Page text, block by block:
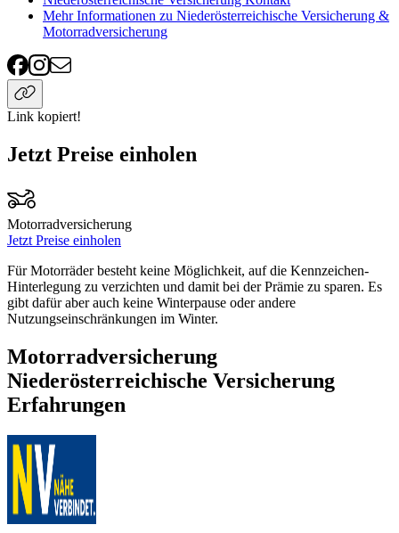
Mehr Informationen zu Niederösterreichische Versicherung &
Motorradversicherung
Link kopiert!
Jetzt Preise einholen
Motorradversicherung
Jetzt Preise einholen
Für Motorräder besteht keine Möglichkeit, auf die Kennzeichen-
Hinterlegung zu verzichten und damit bei der Prämie zu sparen. Es
gibt dafür aber auch keine Winterpause oder andere
Nutzungseinschränkungen im Winter.
Motorradversicherung
Niederösterreichische Versicherung
Erfahrungen